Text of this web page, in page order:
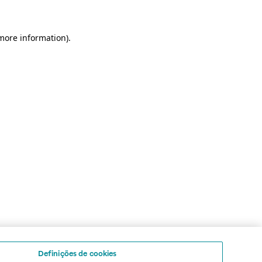
information).
Definições de cookies